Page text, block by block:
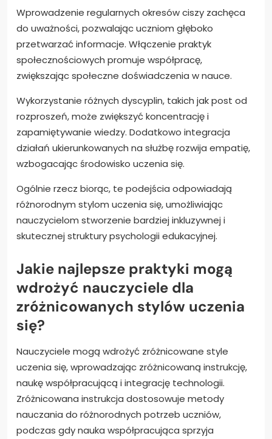
Wprowadzenie regularnych okresów ciszy zachęca
do uważności, pozwalając uczniom głęboko
przetwarzać informacje. Włączenie praktyk
społecznościowych promuje współpracę,
zwiększając społeczne doświadczenia w nauce.
Wykorzystanie różnych dyscyplin, takich jak post od
rozproszeń, może zwiększyć koncentrację i
zapamiętywanie wiedzy. Dodatkowo integracja
działań ukierunkowanych na służbę rozwija empatię,
wzbogacając środowisko uczenia się.
Ogólnie rzecz biorąc, te podejścia odpowiadają
różnorodnym stylom uczenia się, umożliwiając
nauczycielom stworzenie bardziej inkluzywnej i
skutecznej struktury psychologii edukacyjnej.
Jakie najlepsze praktyki mogą
wdrożyć nauczyciele dla
zróżnicowanych stylów uczenia
się?
Nauczyciele mogą wdrożyć zróżnicowane style
uczenia się, wprowadzając zróżnicowaną instrukcję,
naukę współpracującą i integrację technologii.
Zróżnicowana instrukcja dostosowuje metody
nauczania do różnorodnych potrzeb uczniów,
podczas gdy nauka współpracująca sprzyja